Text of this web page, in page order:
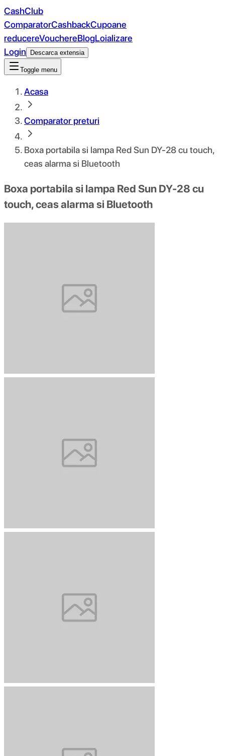
CashClub
ComparatorCashbackCupoane
reducereVouchereBlogLoializare
Login
Descarca extensia
Toggle menu
Acasa
Comparator preturi
Boxa portabila si lampa Red Sun DY-28 cu touch,
ceas alarma si Bluetooth
Boxa portabila si lampa Red Sun DY-28 cu
touch, ceas alarma si Bluetooth